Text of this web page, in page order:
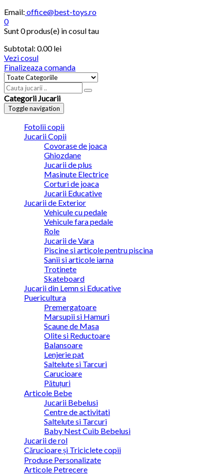
Email: office@best-toys.ro
0
Sunt0 produs(e) in cosul tau
Subtotal: 0.00lei
Vezi cosul
Finalizeaza comanda
Categorii Jucarii
Toggle navigation
Fotolii copii
Jucarii Copii
Covorase de joaca
Ghiozdane
Jucarii de plus
Masinute Electrice
Corturi de joaca
Jucarii Educative
Jucarii de Exterior
Vehicule cu pedale
Vehicule fara pedale
Role
Jucarii de Vara
Piscine si articole pentru piscina
Sanii si articole iarna
Trotinete
Skateboard
Jucarii din Lemn si Educative
Puericultura
Premergatoare
Marsupii si Hamuri
Scaune de Masa
Olite si Reductoare
Balansoare
Lenjerie pat
Saltelute si Tarcuri
Carucioare
Pătuțuri
Articole Bebe
Jucarii Bebelusi
Centre de activitati
Saltelute si Tarcuri
Baby Nest Cuib Bebelusi
Jucarii de rol
Cărucioare și Triciclete copii
Produse Personalizate
Articole Petrecere